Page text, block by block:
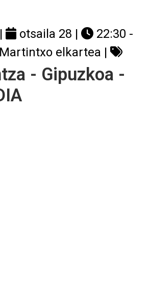
| otsaila 28 |
22:30 -
Martintxo elkartea |
- Gipuzkoa -